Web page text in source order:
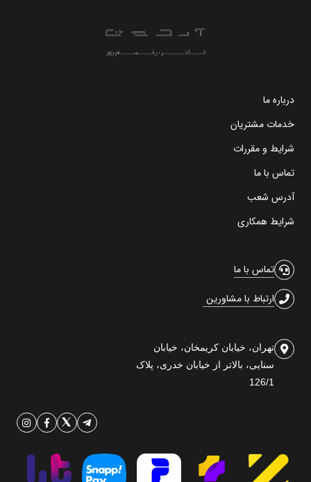
درباره ما
خدمات مشتریان
شرایط و مقررات
تماس با ما
آدرس شعب
شرایط همکاری
تماس با ما
ارتباط با مشاورین
تهران، خیابان کریمخان، خیابان
سنایی، بالاتر از خیابان خدری، پلاک
126/1